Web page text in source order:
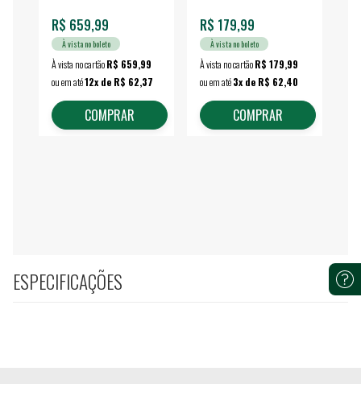
R$ 659,99
À vista no boleto
À vista no cartãoR$ 659,99
ou em até12x de R$ 62,37
COMPRAR
R$ 179,99
À vista no boleto
À vista no cartãoR$ 179,99
ou em até3x de R$ 62,40
COMPRAR
ESPECIFICAÇÕES